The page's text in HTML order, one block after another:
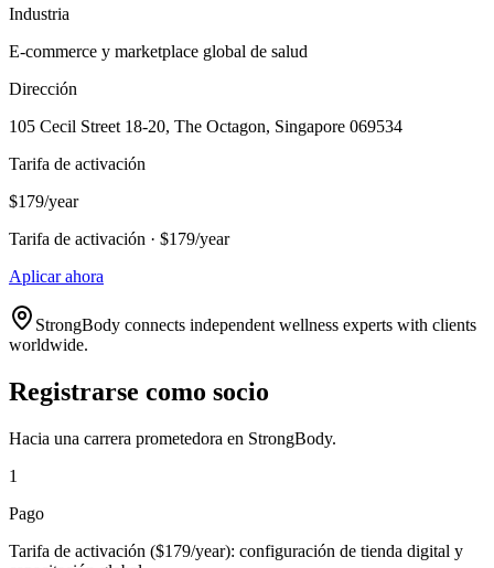
Industria
E-commerce y marketplace global de salud
Dirección
105 Cecil Street 18-20, The Octagon, Singapore 069534
Tarifa de activación
$179/year
Tarifa de activación · $179/year
Aplicar ahora
StrongBody connects independent wellness experts with clients
worldwide.
Registrarse como socio
Hacia una carrera prometedora en StrongBody.
1
Pago
Tarifa de activación ($179/year): configuración de tienda digital y